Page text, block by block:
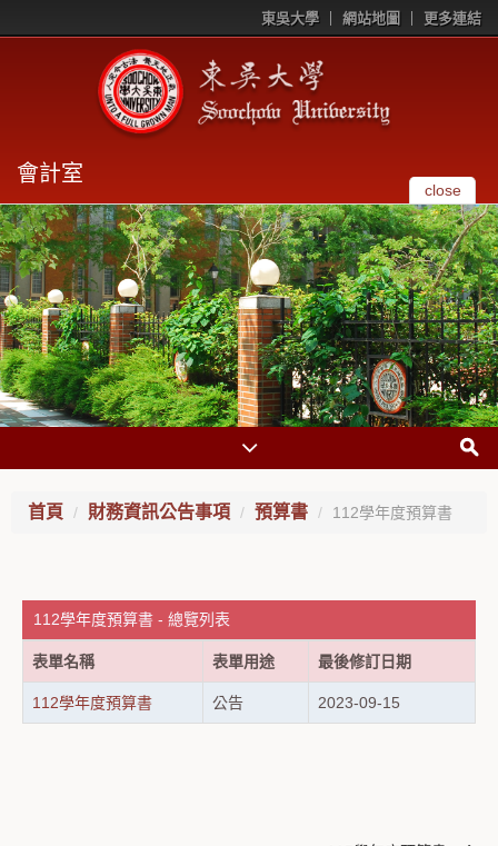
東吳大學 網站地圖 更多連結
會計室
close
首頁 財務資訊公告事項 預算書 112學年度預算書
112學年度預算書 - 總覽列表
表單名稱 表單用途 最後修訂日期
112學年度預算書 公告 2023-09-15